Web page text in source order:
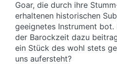
Goar, die durch ihre
erhaltenen historischen
geeignetes Instrument bot.
der Barockzeit dazu
ein Stück des wohl stets
uns aufersteht?